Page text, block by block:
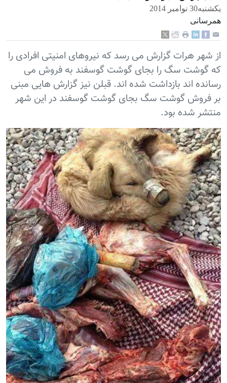
می رسد که نیروهای امنیتی افرادی را
را بجای گوشت گوسفند به فروش می
شده اند. قبلن نیز گزارش هایی مبنی
سگ بجای گوشت گوسفند در این شهر